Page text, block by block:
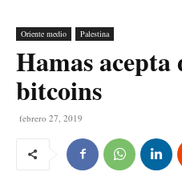
Oriente medio Palestina
Hamas acepta
bitcoins
febrero 27, 2019